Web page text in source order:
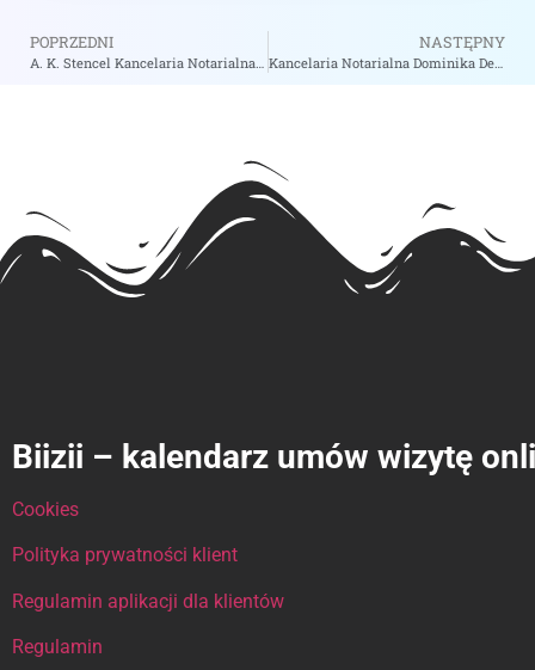
POPRZEDNI NASTĘPNY
Kancelaria Notarialna Dominika Deda – Notariusz Bielsko-Biała
Biizii – kalendarz umów wizytę
Cookies
Polityka prywatności klient
Regulamin aplikacji dla klientów
Regulamin